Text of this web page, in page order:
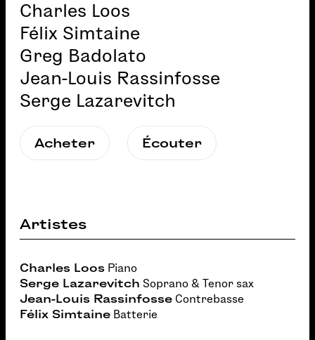
Charles Loos
Félix Simtaine
Greg Badolato
Jean-Louis Rassinfosse
Serge Lazarevitch
Acheter Écouter
Artistes
Charles Loos Piano
Serge Lazarevitch Soprano & Tenor sax
Jean-Louis Rassinfosse Contrebasse
Félix Simtaine Batterie